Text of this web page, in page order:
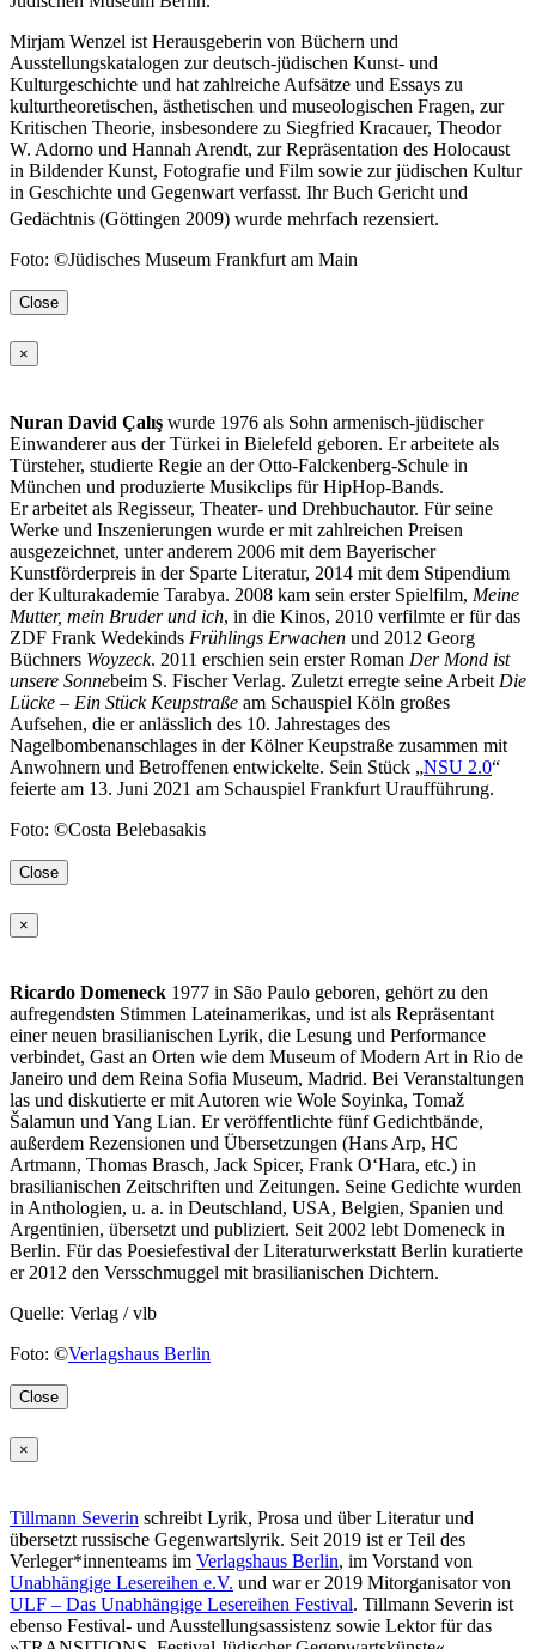
Mirjam Wenzel ist Herausgeberin von Büchern und
Ausstellungskatalogen zur deutsch-jüdischen Kunst- und
Kulturgeschichte und hat zahlreiche Aufsätze und Essays zu
kulturtheoretischen, ästhetischen und museologischen Fragen, zur
Kritischen Theorie, insbesondere zu Siegfried Kracauer, Theodor
W. Adorno und Hannah Arendt, zur Repräsentation des Holocaust
in Bildender Kunst, Fotografie und Film sowie zur jüdischen Kultur
in Geschichte und Gegenwart verfasst. Ihr Buch Gericht und
Gedächtnis (Göttingen 2009) wurde mehrfach rezensiert.
Foto: ©Jüdisches Museum Frankfurt am Main
Close
×
Nuran David Çalış wurde 1976 als Sohn armenisch-jüdischer
Einwanderer aus der Türkei in Bielefeld geboren. Er arbeitete als
Türsteher, studierte Regie an der Otto-Falckenberg-Schule in
München und produzierte Musikclips für HipHop-Bands.
Er arbeitet als Regisseur, Theater- und Drehbuchautor. Für seine
Werke und Inszenierungen wurde er mit zahlreichen Preisen
ausgezeichnet, unter anderem 2006 mit dem Bayerischer
Kunstförderpreis in der Sparte Literatur, 2014 mit dem Stipendium
der Kulturakademie Tarabya. 2008 kam sein erster Spielfilm, Meine
Mutter, mein Bruder und ich, in die Kinos, 2010 verfilmte er für das
ZDF Frank Wedekinds Frühlings Erwachen und 2012 Georg
Büchners Woyzeck. 2011 erschien sein erster Roman Der Mond ist
unsere Sonnebeim S. Fischer Verlag. Zuletzt erregte seine Arbeit Die
Lücke – Ein Stück Keupstraße am Schauspiel Köln großes
Aufsehen, die er anlässlich des 10. Jahrestages des
Nagelbombenanschlages in der Kölner Keupstraße zusammen mit
Anwohnern und Betroffenen entwickelte. Sein Stück „NSU 2.0“
feierte am 13. Juni 2021 am Schauspiel Frankfurt Uraufführung.
Foto: ©Costa Belebasakis
Close
×
Ricardo Domeneck 1977 in São Paulo geboren, gehört zu den
aufregendsten Stimmen Lateinamerikas, und ist als Repräsentant
einer neuen brasilianischen Lyrik, die Lesung und Performance
verbindet, Gast an Orten wie dem Museum of Modern Art in Rio de
Janeiro und dem Reina Sofia Museum, Madrid. Bei Veranstaltungen
las und diskutierte er mit Autoren wie Wole Soyinka, Tomaž
Šalamun und Yang Lian. Er veröffentlichte fünf Gedichtbände,
außerdem Rezensionen und Übersetzungen (Hans Arp, HC
Artmann, Thomas Brasch, Jack Spicer, Frank O‘Hara, etc.) in
brasilianischen Zeitschriften und Zeitungen. Seine Gedichte wurden
in Anthologien, u. a. in Deutschland, USA, Belgien, Spanien und
Argentinien, übersetzt und publiziert. Seit 2002 lebt Domeneck in
Berlin. Für das Poesiefestival der Literaturwerkstatt Berlin kuratierte
er 2012 den Versschmuggel mit brasilianischen Dichtern.
Quelle: Verlag / vlb
Foto: ©Verlagshaus Berlin
Close
×
Tillmann Severin schreibt Lyrik, Prosa und über Literatur und
übersetzt russische Gegenwartslyrik. Seit 2019 ist er Teil des
Verleger*innenteams im Verlagshaus Berlin, im Vorstand von
Unabhängige Lesereihen e.V. und war er 2019 Mitorganisator von
ULF – Das Unabhängige Lesereihen Festival. Tillmann Severin ist
ebenso Festival- und Ausstellungsassistenz sowie Lektor für das